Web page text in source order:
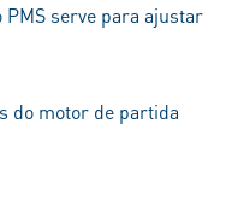
PMS serve para ajustar
do motor de partida